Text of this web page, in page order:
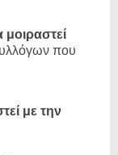
που
με την